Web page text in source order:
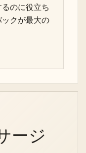
のに役立ち
クが最大の
ージ